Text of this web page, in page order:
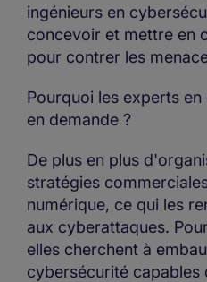
ingénieurs en
concevoir et mettre en
pour contrer les
Pourquoi les experts
en demande ?
De plus en plus
stratégies
numérique, ce qui les
aux cyberattaques.
elles cherchent à
cybersécurité capables